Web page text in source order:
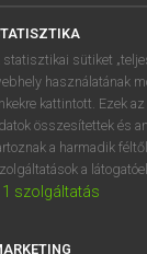
VAN
statisztikai sütiket
használatának
kattintott. Ezek
összesítettek és
a harmadik
a
1 szolgáltatás
1 2 3
q w
a s d
í y